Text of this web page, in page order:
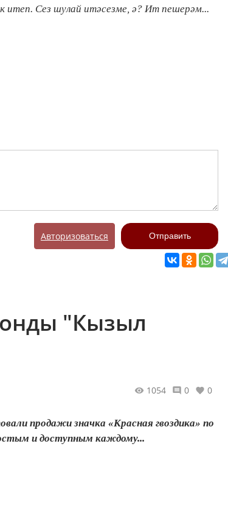
итеп. Сез шулай итәсезме, ә? Ит пешерәм...
Авторизоваться Отправить
"Кызыл
1054 0 0
продажи значка «Красная гвоздика» по
и доступным каждому...